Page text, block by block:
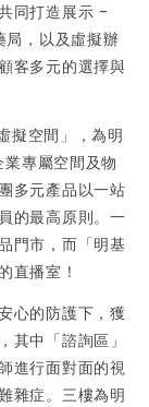
同打造展示 -
局，以及虛擬辦
客多元的選擇與
擬空間」，為明
專屬空間及物
多元產品以一站
的最高原則。一
門市，而「明基
直播室！
心的防護下，獲
其中「諮詢區」
進行面對面的視
雜症。三樓為明